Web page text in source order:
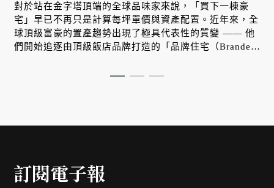
對於站在金字塔頂端的全球品味家來說，「買下一棟豪
宅」早已不再只是計算每坪單價與資產配置。近年來，全
球頂級富豪的置產趨勢出現了極具代表性的質變 —— 他
們開始追逐由頂級飯店品牌打造的「品牌住宅（Branded
（Aman）推出的「安縵公館（Aman Residences）」，
訂閱電子報